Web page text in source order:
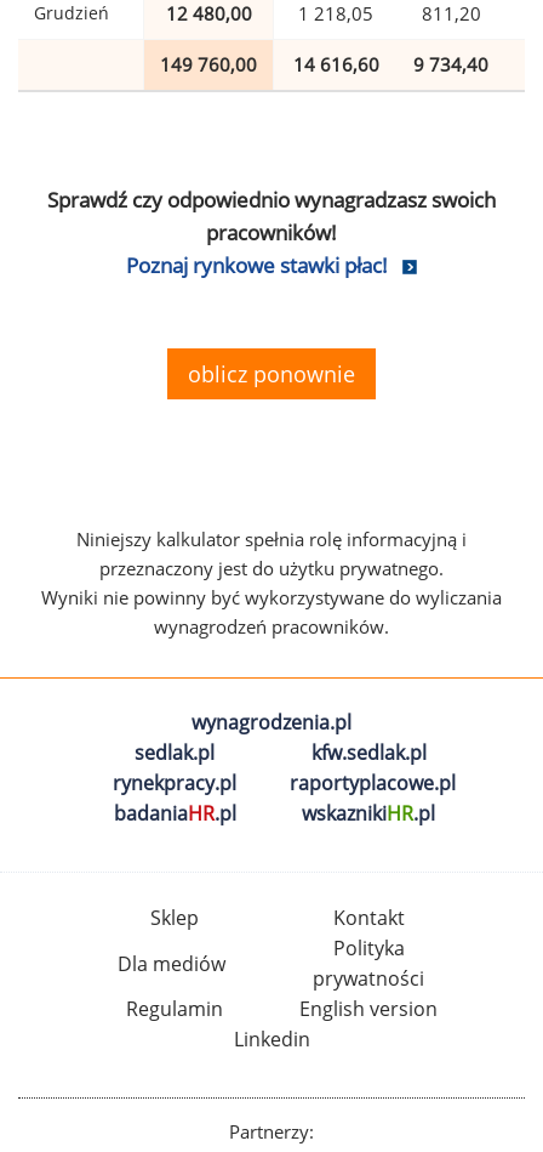
Grudzień 12 480,00 1 218,05 811,20
149 760,00 14 616,60 9 734,40
Sprawdź czy odpowiednio wynagradzasz swoich
pracowników!
Poznaj rynkowe stawki płac!
oblicz ponownie
Niniejszy kalkulator spełnia rolę informacyjną i
przeznaczony jest do użytku prywatnego.
Wyniki nie powinny być wykorzystywane do wyliczania
wynagrodzeń pracowników.
wynagrodzenia.pl
sedlak.pl
kfw.sedlak.pl
rynekpracy.pl
raportyplacowe.pl
badaniaHR.pl wskaznikiHR.pl
Sklep
Kontakt
Dla mediów
Polityka
prywatności
Regulamin
English version
Linkedin
Partnerzy: